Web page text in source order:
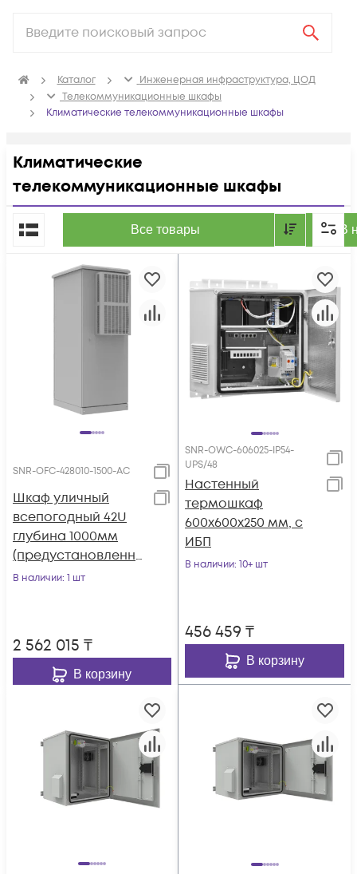
Каталог
Инженерная инфраструктура, ЦОД
Телекоммуникационные шкафы
Климатические телекоммуникационные шкафы
Климатические
телекоммуникационные шкафы
Все товары В
По популярности
SNR-OFC-428010-1500-АС
Шкаф уличный
всепогодный 42U
глубина 1000мм
(предустановленны
й кондиционер
В наличии: 1 шт
2 562 015 ₸
В корзину
SNR-OWC-606025-IP54-
UPS/48
Настенный
термошкаф
600x600x250 мм, с
ИБП
В наличии: 10+ шт
456 459 ₸
В корзину